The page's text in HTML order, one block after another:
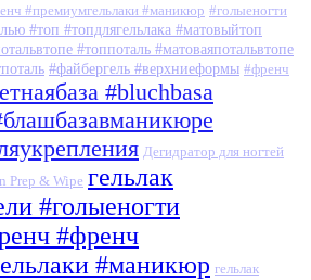
#премиумгельлаки #маникюр #голыеногти
#топ #топдлягельлака #матовыйтоп
#топпоталь #матоваяпотальвтопе
#файбергель #верхниеформы #френч
#bluchbasa
Дегидратор для ногтей
Prep & Wipe гельлак
#голыеногти
#френч
#маникюр гельлак